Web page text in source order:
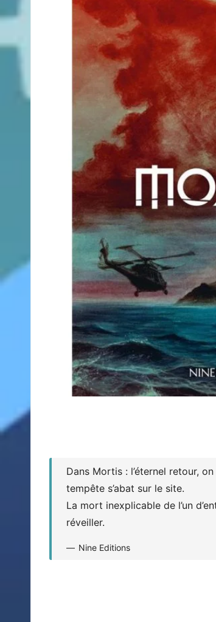
Dans Mortis : l’éternel retour,
tempête s’abat sur le site.
La mort inexplicable de l’un
réveiller.
Nine Editions